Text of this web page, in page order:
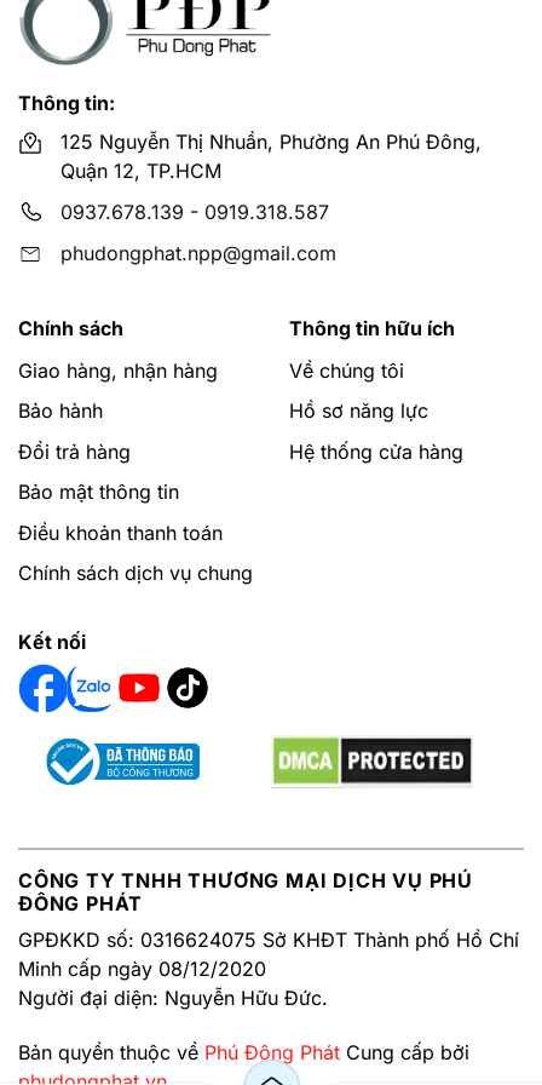
Thông tin:
125 Nguyễn Thị Nhuần, Phường An Phú Đông,
Quận 12, TP.HCM
0937.678.139 - 0919.318.587
phudongphat.npp@gmail.com
Chính sách
Giao hàng, nhận hàng
Bảo hành
Đổi trả hàng
Bảo mật thông tin
Điều khoản thanh toán
Chính sách dịch vụ chung
Thông tin hữu ích
Về chúng tôi
Hồ sơ năng lực
Hệ thống cửa hàng
Kết nối
CÔNG TY TNHH THƯƠNG MẠI DỊCH VỤ PHÚ
ĐÔNG PHÁT
GPĐKKD số: 0316624075 Sở KHĐT Thành phố Hồ Chí
Minh cấp ngày 08/12/2020
Người đại diện: Nguyễn Hữu Đức.
Bản quyền thuộc về Phú Đông Phát Cung cấp bởi